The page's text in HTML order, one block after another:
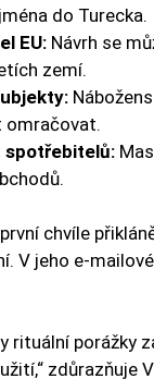
do Turecka.
EU: Návrh se
zemí.
omračovat.
spotřebitelů:
chvíle
V jeho e-
rituální porážky